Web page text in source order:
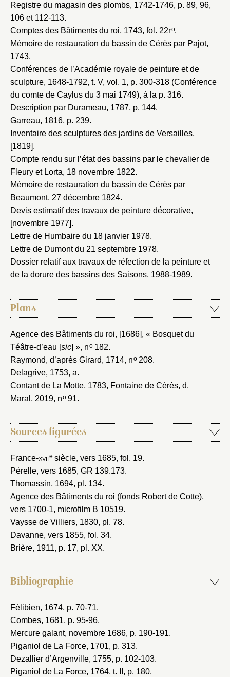
Registre du magasin des plombs, 1742-1746, p. 89, 96,
106 et 112-113.
Comptes des Bâtiments du roi, 1743, fol. 22ro.
Mémoire de restauration du bassin de Cérès par Pajot,
1743.
Conférences de l’Académie royale de peinture et de
sculpture, 1648-1792, t. V, vol. 1, p. 300-318 (Conférence
du comte de Caylus du 3 mai 1749), à la p. 316.
Description par Durameau, 1787, p. 144.
Garreau, 1816, p. 239.
Inventaire des sculptures des jardins de Versailles,
[1819].
Compte rendu sur l’état des bassins par le chevalier de
Fleury et Lorta, 18 novembre 1822.
Mémoire de restauration du bassin de Cérès par
Beaumont, 27 décembre 1824.
Devis estimatif des travaux de peinture décorative,
[novembre 1977].
Lettre de Humbaire du 18 janvier 1978.
Lettre de Dumont du 21 septembre 1978.
Dossier relatif aux travaux de réfection de la peinture et
de la dorure des bassins des Saisons, 1988-1989.
Plans
Agence des Bâtiments du roi, [1686], « Bosquet du
Téâtre-d’eau [sic] », no182.
Raymond, d’après Girard, 1714, no208.
Delagrive, 1753, a.
Contant de La Motte, 1783, Fontaine de Cérès, d.
Maral, 2019, no91.
Sources figurées
France-xviie siècle, vers 1685, fol. 19.
Pérelle, vers 1685, GR 139.173.
Thomassin, 1694, pl. 134.
Agence des Bâtiments du roi (fonds Robert de Cotte),
vers 1700-1, microfilm B 10519.
Vaysse de Villiers, 1830, pl. 78.
Davanne, vers 1855, fol. 34.
Brière, 1911, p. 17, pl. XX.
Bibliographie
Félibien, 1674, p. 70-71.
Combes, 1681, p. 95-96.
Mercure galant, novembre 1686, p. 190-191.
Piganiol de La Force, 1701, p. 313.
Dezallier d’Argenville, 1755, p. 102-103.
Piganiol de La Force, 1764, t. II, p. 180.